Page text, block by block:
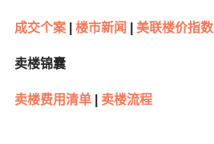
成交个案| 楼市新闻 美联楼价指数|
卖楼锦囊
卖楼费用清单| 卖楼流程